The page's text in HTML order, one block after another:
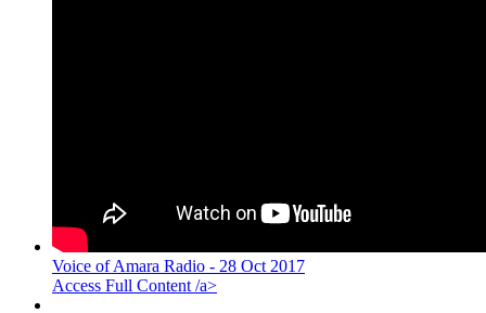
Voice of Amara Radio - 28 Oct 2017
Access Full Content /a>